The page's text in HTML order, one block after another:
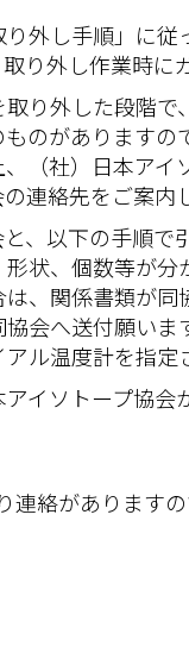
外し手順」に
り外し作業時に
り外した段階
のがありますの
（社）日本アイ
連絡先をご案内
、以下の手順で
状、個数等が分
、関係書類が同
会へ送付願います
ル温度計を指定
イソトープ協会
連絡があります